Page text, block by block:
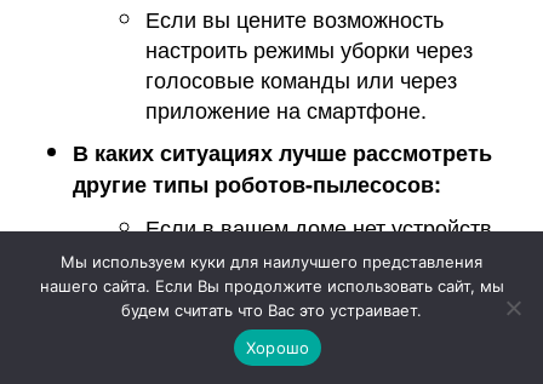
Если вы цените возможность
настроить режимы уборки через
голосовые команды или через
приложение на смартфоне.
В каких ситуациях лучше рассмотреть
другие типы роботов-пылесосов:
Если в вашем доме нет устройств,
поддерживающих работу с Алисой,
и вы не планируете их приобретать.
Когда бюджет ограничен, и
приоритетом является стоимость
Мы используем куки для наилучшего представления
нашего сайта. Если Вы продолжите использовать сайт, мы
будем считать что Вас это устраивает.
Хорошо